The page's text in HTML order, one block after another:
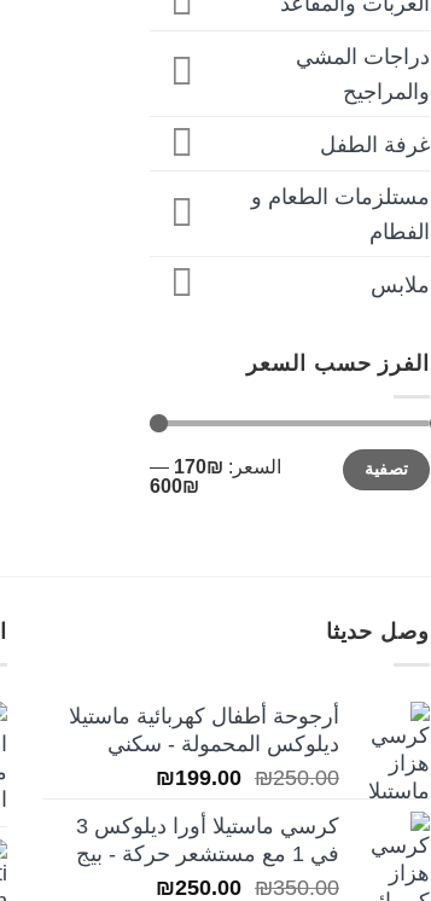
دراجات المشي
والمراجيح
غرفة الطفل
مستلزمات الطعام و
الفطام
ملابس
الفرز حسب السعر
أدنى
سعر
أعلى
سعرتصفية السعر: ₪170
—
₪600
وصل حديثا
أرجوحة أطفال كهربائية ماستيلا
ديلوكس المحمولة - سكني
₪250.00
السعر
هو:
₪250.00.
₪199.00
السعر
هو:
₪199.00.
كرسي ماستيلا أورا ديلوكس 3
في 1 مع مستشعر حركة - بيج
₪350.00
السعر ₪250.00
السعر